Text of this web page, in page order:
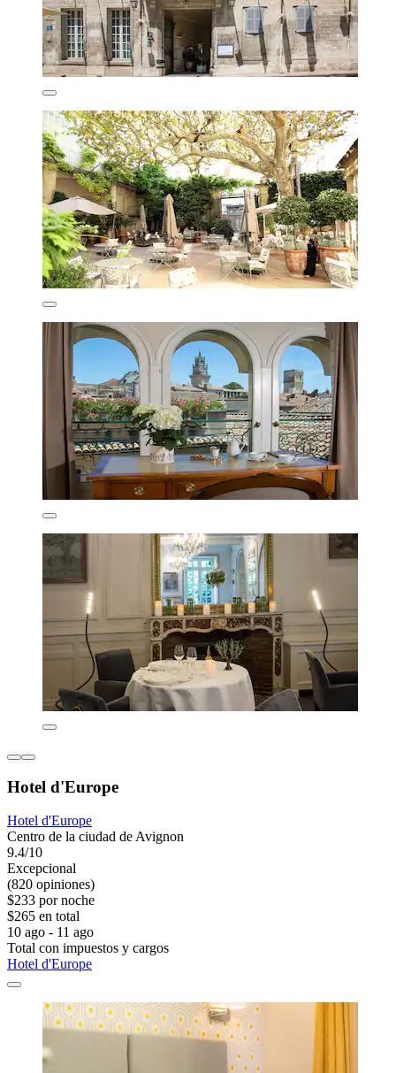
Hotel d'Europe
Hotel d'Europe
Centro de la ciudad de Avignon
9.4/10
Excepcional
(820 opiniones)
$233 por noche
$265 en total
10 ago - 11 ago
Total con impuestos y cargos
Hotel d'Europe